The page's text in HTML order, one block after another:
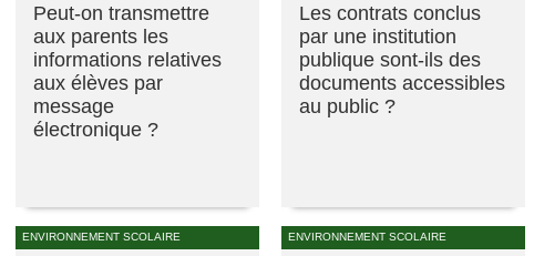
Peut-on transmettre
aux parents les
informations relatives
aux élèves par
message
électronique ?
Les contrats conclus
par une institution
publique sont-ils des
documents accessibles
au public ?
ENVIRONNEMENT SCOLAIRE ENVIRONNEMENT SCOLAIRE